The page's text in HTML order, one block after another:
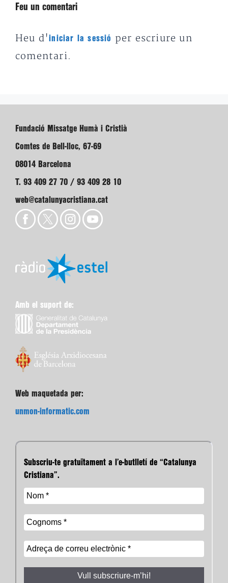
Feu un comentari
Heu d'iniciar la sessió
per escriure un
comentari.
Fundació Missatge Humà i Cristià
Comtes de Bell-lloc, 67-69
08014 Barcelona
T. 93 409 27 70 / 93 409 28 10
web@catalunyacristiana.cat
Amb el suport de:
Web maquetada per:
unmon-informatic.com
Subscriu-te gratuïtament a l’e-butlletí de “Catalunya
Cristiana”.